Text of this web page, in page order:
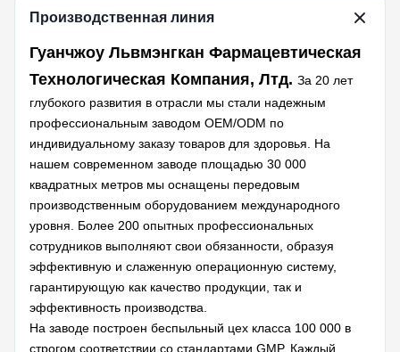
Производственная линия
Гуанчжоу Львмэнгкан Фармацевтическая
Технологическая Компания, Лтд. За 20 лет
глубокого развития в отрасли мы стали надежным
профессиональным заводом OEM/ODM по
индивидуальному заказу товаров для здоровья. На
нашем современном заводе площадью 30 000
квадратных метров мы оснащены передовым
производственным оборудованием международного
уровня. Более 200 опытных профессиональных
сотрудников выполняют свои обязанности, образуя
эффективную и слаженную операционную систему,
гарантирующую как качество продукции, так и
эффективность производства.
На заводе построен беспыльный цех класса 100 000 в
строгом соответствии со стандартами GMP. Каждый